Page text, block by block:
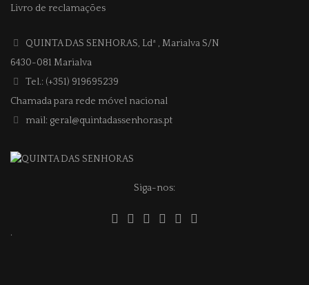
Livro de reclamações
QUINTA DAS SENHORAS, Ldª , Marialva S/N
6430-081 Marialva
Tel.: (+351) 919695239
Chamada para rede móvel nacional
mail: geral@quintadassenhoras.pt
Siga-nos:
.